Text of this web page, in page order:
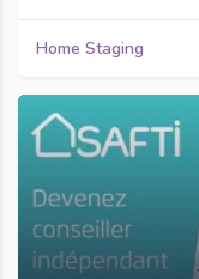
Home Staging